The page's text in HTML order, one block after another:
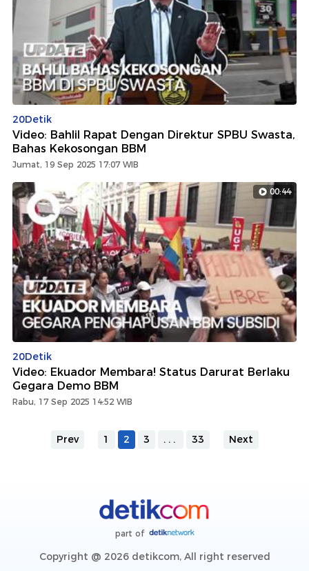
20Detik
Video: Bahlil Rapat Dengan Direktur SPBU Swasta,
Bahas Kekosongan BBM
Jumat, 19 Sep 2025 17:07 WIB
00:44
20Detik
Video: Ekuador Membara! Status Darurat Berlaku
Gegara Demo BBM
Rabu, 17 Sep 2025 14:52 WIB
Prev 1 2 3 ... 33 Next
part of
Copyright @ 2026 detikcom, All right reserved